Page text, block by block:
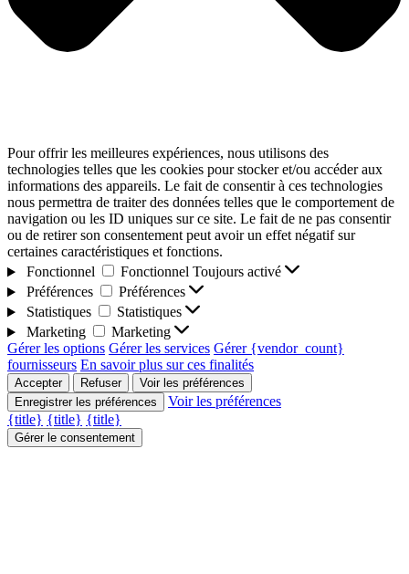
Pour offrir les meilleures expériences, nous utilisons des
technologies telles que les cookies pour stocker et/ou accéder aux
informations des appareils. Le fait de consentir à ces technologies
nous permettra de traiter des données telles que le comportement de
navigation ou les ID uniques sur ce site. Le fait de ne pas consentir
ou de retirer son consentement peut avoir un effet négatif sur
certaines caractéristiques et fonctions.
Fonctionnel
Fonctionnel Toujours activé
Préférences
Préférences
Statistiques
Statistiques
Marketing
Marketing
Gérer les options Gérer les services Gérer {vendor_count}
fournisseurs En savoir plus sur ces finalités
Accepter Refuser
Voir les préférences
Enregistrer les préférences
Voir les préférences
{title} {title} {title}
Gérer le consentement